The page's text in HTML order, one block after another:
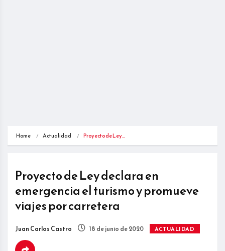
Home Actualidad Proyecto de Ley…
Proyecto de Ley declara en
emergencia el turismo y promueve
viajes por carretera
Juan Carlos Castro 18 de junio de 2020 ACTUALIDAD